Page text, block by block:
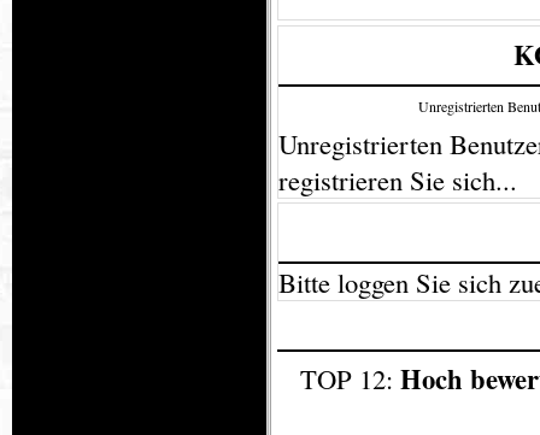
Unregistrierten
Unregistrierten
registrieren Sie sich...
Bitte loggen Sie sich
TOP 12:Hoch